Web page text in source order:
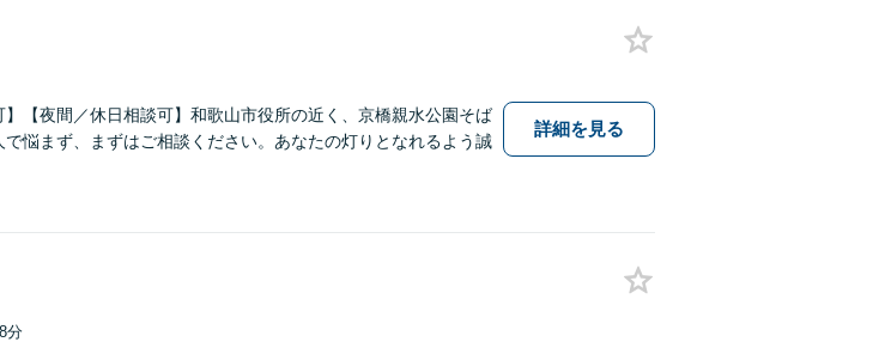
】【夜間／休日相談可】和歌山市役所の近く、京橋親水公園そば
悩まず、まずはご相談ください。あなたの灯りとなれるよう誠
詳細を見る
分